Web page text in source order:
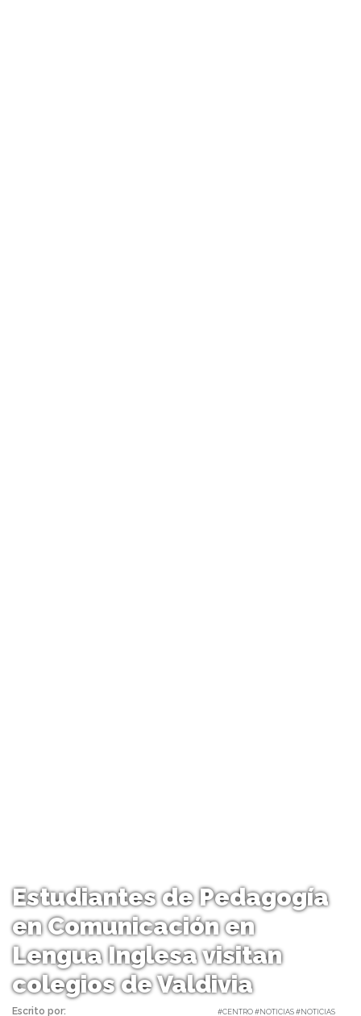
Estudiantes de Pedagogía
en Comunicación en
Lengua Inglesa visitan
colegios de Valdivia
Escrito por: #CENTRO #NOTICIAS #NOTICIAS